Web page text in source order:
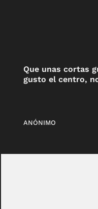
Que unas cortas
gusto el centro,
ANÓNIMO